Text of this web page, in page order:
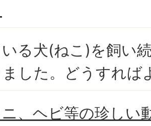
る犬(ねこ)を飼い
ました。どうすれば
、ヘビ等の珍しい